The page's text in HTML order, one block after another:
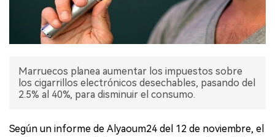
Marruecos planea aumentar los impuestos sobre
los cigarrillos electrónicos desechables, pasando del
2.5% al 40%, para disminuir el consumo.
Según un informe de Alyaoum24 del 12 de noviembre, el